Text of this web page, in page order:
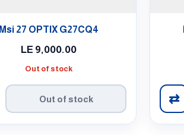
⇄
Msi 27 OPTIX G27CQ4
LE 9,000.00
Out of stock
Out of stock